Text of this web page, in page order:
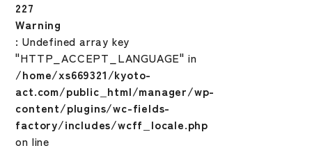
227
Warning
: Undefined array key
"HTTP_ACCEPT_LANGUAGE" in
/home/xs669321/kyoto-
act.com/public_html/manager/wp-
content/plugins/wc-fields-
factory/includes/wcff_locale.php
on line